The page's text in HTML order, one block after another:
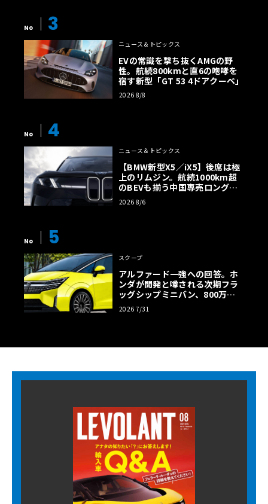
No 3
ニュース＆トピックス
EVの常識を撃ち抜くAMGの野
性。航続800kmと直6の咆哮を
宿す新型「GT 53 4ドアクーペ」
2026 8/8
No 4
ニュース＆トピックス
【BMW新型X5／iX5】後席は極
上のリムジン。航続1000km超
のBEVも揃う中国専売ロング仕
様の全貌
2026 8/6
No 5
スクープ
アルファード一強への回答。ホ
ンダが開発と噂される次期フラ
ッグシップミニバン、800万円
超の勝算【予想CG】
2026 7/31